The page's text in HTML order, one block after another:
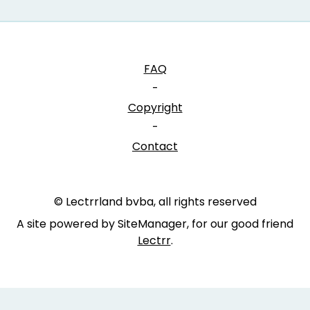
FAQ
-
Copyright
-
Contact
© Lectrrland bvba, all rights reserved
A site powered by SiteManager, for our good friend
Lectrr.